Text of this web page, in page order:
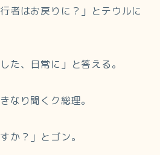
者はお戻りに？」とテウルに
た、日常に」と答える。
なり聞くク総理。
か？」とゴン。